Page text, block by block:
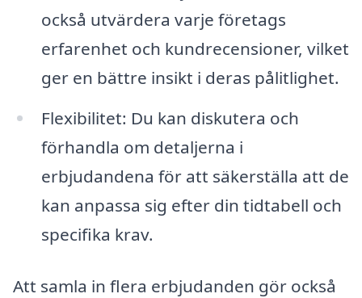
också utvärdera varje företags
erfarenhet och kundrecensioner, vilket
ger en bättre insikt i deras pålitlighet.
Flexibilitet: Du kan diskutera och
förhandla om detaljerna i
erbjudandena för att säkerställa att de
kan anpassa sig efter din tidtabell och
specifika krav.
Att samla in flera erbjudanden gör också